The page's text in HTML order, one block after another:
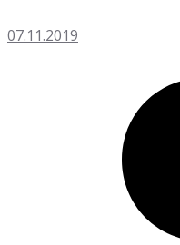
07.11.2019